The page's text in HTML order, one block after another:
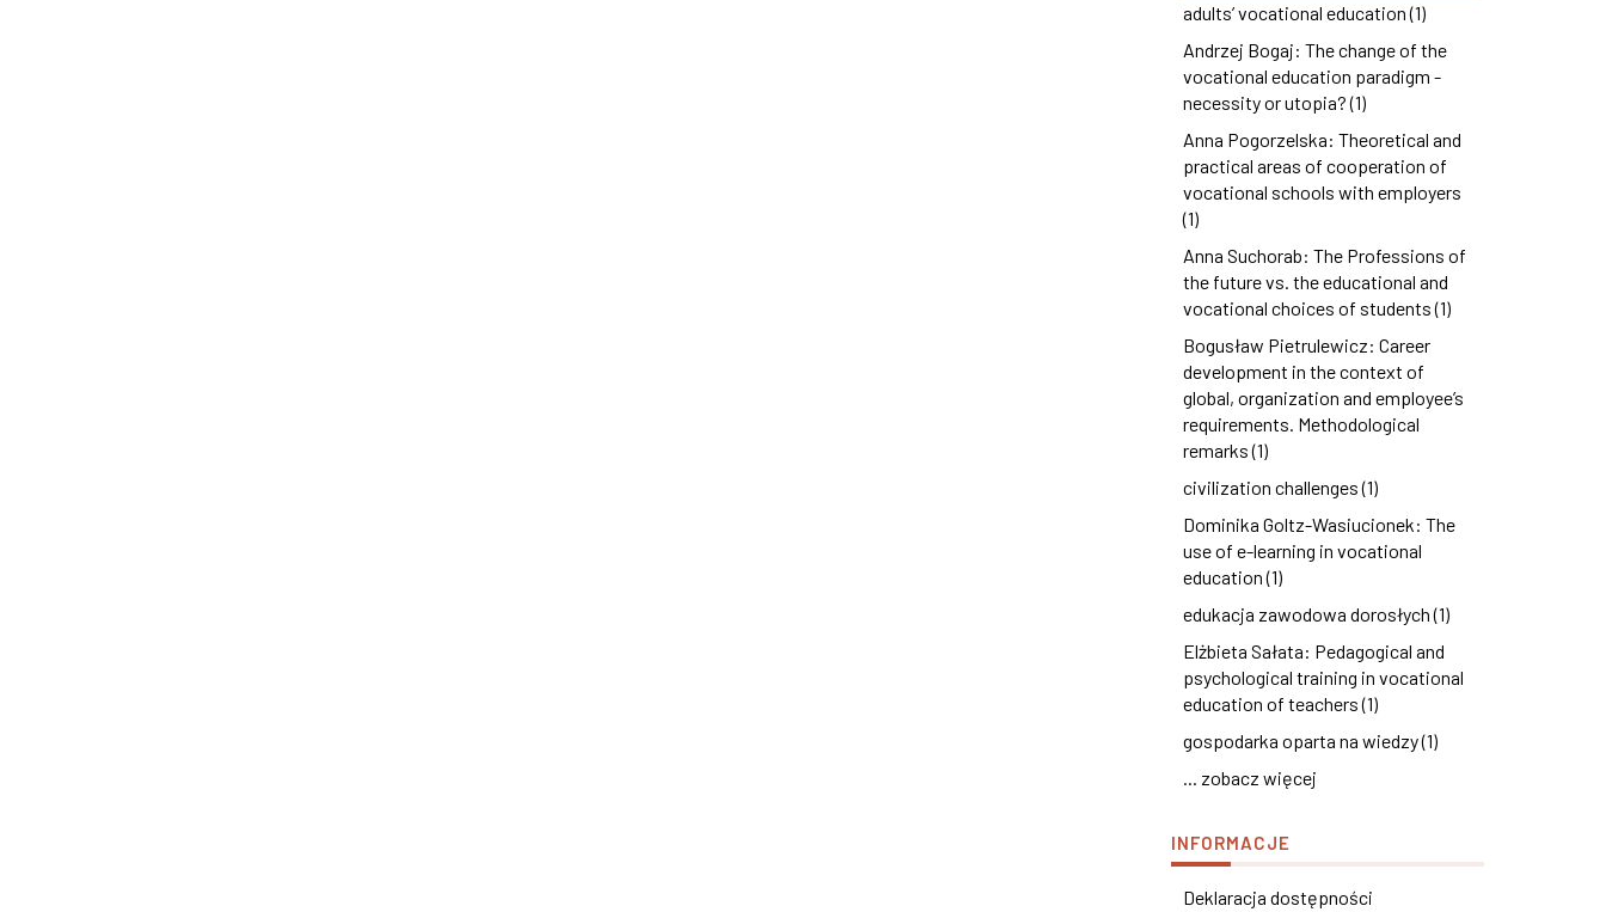
adults’ vocational education (1)
Andrzej Bogaj: The change of the
vocational education paradigm -
necessity or utopia? (1)
Anna Pogorzelska: Theoretical and
practical areas of cooperation of
vocational schools with employers
(1)
Anna Suchorab: The Professions of
the future vs. the educational and
vocational choices of students (1)
Bogusław Pietrulewicz: Career
development in the context of
global, organization and employee’s
requirements. Methodological
remarks (1)
civilization challenges (1)
Dominika Goltz-Wasiucionek: The
use of e-learning in vocational
education (1)
edukacja zawodowa dorosłych (1)
Elżbieta Sałata: Pedagogical and
psychological training in vocational
education of teachers (1)
gospodarka oparta na wiedzy (1)
... zobacz więcej
INFORMACJE
Deklaracja dostępności